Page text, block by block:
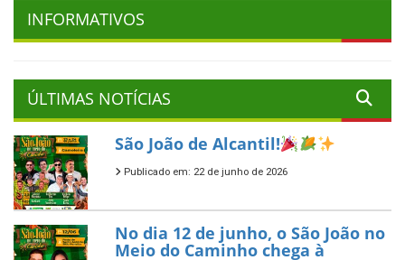
INFORMATIVOS
ÚLTIMAS NOTÍCIAS
São João de Alcantil!
Publicado em: 22 de junho de 2026
No dia 12 de junho, o São João no
Meio do Caminho chega à